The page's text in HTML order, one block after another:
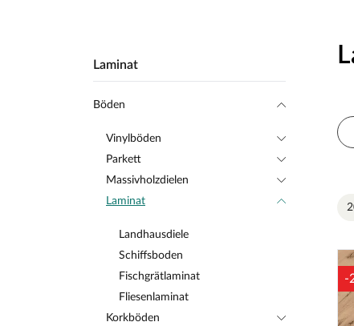
Laminat
Böden
Vinylböden
Parkett
Massivholzdielen
Laminat
Landhausdiele
Schiffsboden
Fischgrätlaminat
Fliesenlaminat
Korkböden
-